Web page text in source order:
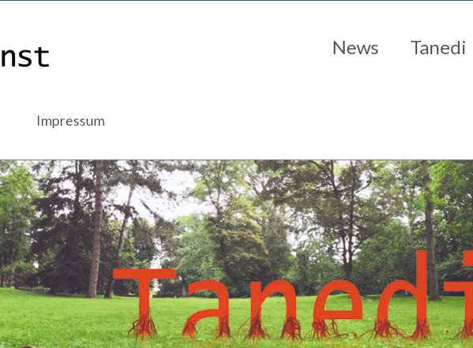
News Tanedi
Impressum